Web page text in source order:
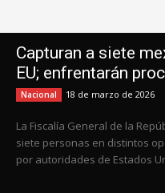
Capturan a siete
EU; enfrentarán
Nacional 18 de marzo de 2026
La Fiscalía General de la
siete personas en distintos
por autoridades de Estados